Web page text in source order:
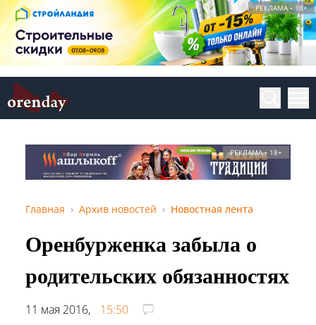
РЕКЛАМА • 18+
РЕКЛАМА • 18+
Главная Архив новостей Новостная лента
Оренбурженка забыла о
родительских обязанностях
11 мая 2016,
15:50